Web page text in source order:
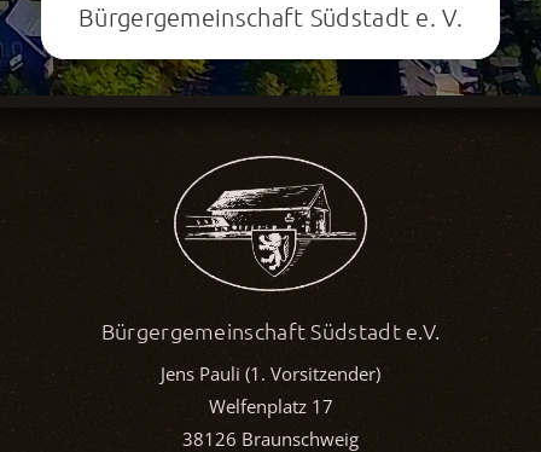
Bürgergemeinschaft Südstadt e. V.
Bürgergemeinschaft Südstadt e.V.
Jens Pauli (1. Vorsitzender)
Welfenplatz 17
38126 Braunschweig